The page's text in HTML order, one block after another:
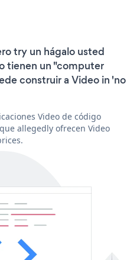
try un hágalo usted
tienen un "computer
construir a Video in 'no
Video de código
allegedly ofrecen Video